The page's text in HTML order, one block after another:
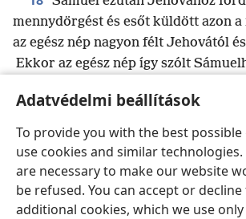
Adatvédelmi beállítások
To provide you with the best possible
use cookies and similar technologies.
are necessary to make our website
be refused. You can accept or
additional cookies, which we use
mennydörgést és esőt küldött azon
az egész nép nagyon félt Jehovától
Ekkor az egész nép így szólt
akarunk meghalni. Mert csak
bűnünket azzal a gonoszsággal,
kértünk.”
20 Sámuel erre ezt mondta a
féljetek! Már elkövettétek mindezt a
Csak ne hagyjatok fel Jehova